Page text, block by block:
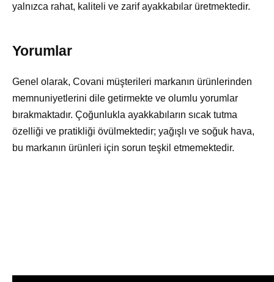
yalnızca rahat, kaliteli ve zarif ayakkabılar üretmektedir.
Yorumlar
Genel olarak, Covani müşterileri markanın ürünlerinden
memnuniyetlerini dile getirmekte ve olumlu yorumlar
bırakmaktadır. Çoğunlukla ayakkabıların sıcak tutma
özelliği ve pratikliği övülmektedir; yağışlı ve soğuk hava,
bu markanın ürünleri için sorun teşkil etmemektedir.